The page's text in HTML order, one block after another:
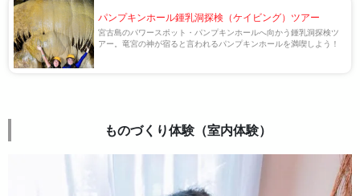
パンプキンホール鍾乳洞探検（ケイビング）ツアー
宮古島のパワースポット・パンプキンホールへ向かう鍾乳洞探検ツ
アー。竜宮の神が宿ると言われるパンプキンホールを満喫しよう！
ものづくり体験（室内体験）